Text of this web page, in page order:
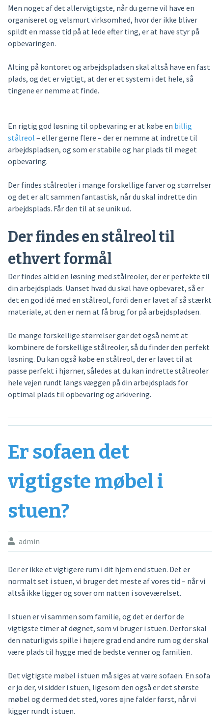
Men noget af det allervigtigste, når du gerne vil have en
organiseret og velsmurt virksomhed, hvor der ikke bliver
spildt en masse tid på at lede efter ting, er at have styr på
opbevaringen.
Alting på kontoret og arbejdspladsen skal altså have en fast
plads, og det er vigtigt, at der er et system i det hele, så
tingene er nemme at finde.
En rigtig god løsning til opbevaring er at købe en billig
stålreol – eller gerne flere – der er nemme at indrette til
arbejdspladsen, og som er stabile og har plads til meget
opbevaring.
Der findes stålreoler i mange forskellige farver og størrelser
og det er alt sammen fantastisk, når du skal indrette din
arbejdsplads. Får den til at se unik ud.
Der findes en stålreol til
ethvert formål
Der findes altid en løsning med stålreoler, der er perfekte til
din arbejdsplads. Uanset hvad du skal have opbevaret, så er
det en god idé med en stålreol, fordi den er lavet af så stærkt
materiale, at den er nem at få brug for på arbejdspladsen.
De mange forskellige størrelser gør det også nemt at
kombinere de forskellige stålreoler, så du finder den perfekt
løsning. Du kan også købe en stålreol, der er lavet til at
passe perfekt i hjørner, således at du kan indrette stålreoler
hele vejen rundt langs væggen på din arbejdsplads for
optimal plads til opbevaring og arkivering.
Er sofaen det
vigtigste møbel i
stuen?
admin
Der er ikke et vigtigere rum i dit hjem end stuen. Det er
normalt set i stuen, vi bruger det meste af vores tid – når vi
altså ikke ligger og sover om natten i soveværelset.
I stuen er vi sammen som familie, og det er derfor de
vigtigste timer af døgnet, som vi bruger i stuen. Derfor skal
den naturligvis spille i højere grad end andre rum og der skal
være plads til hygge med de bedste venner og familien.
Det vigtigste møbel i stuen må siges at være sofaen. En sofa
er jo der, vi sidder i stuen, ligesom den også er det største
møbel og dermed det sted, vores øjne falder først, når vi
kigger rundt i stuen.